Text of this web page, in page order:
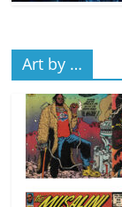
Art by …